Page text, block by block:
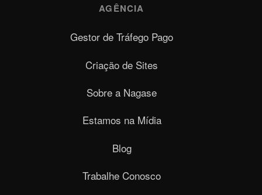
AGÊNCIA
Gestor de Tráfego Pago
Criação de Sites
Sobre a Nagase
Estamos na Mídia
Blog
Trabalhe Conosco